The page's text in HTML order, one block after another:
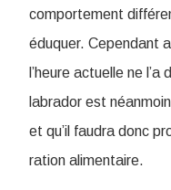
comportement
éduquer. Cependant
l’heure actuelle ne
labrador est
et qu’il faudra donc
ration alimentaire.